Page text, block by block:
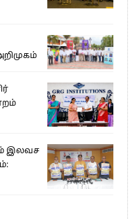
இலவச